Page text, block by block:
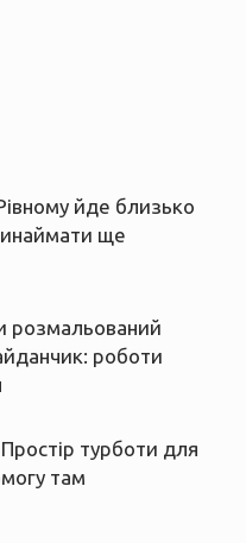
йде близько
ще
розмальований
роботи
турботи для
там